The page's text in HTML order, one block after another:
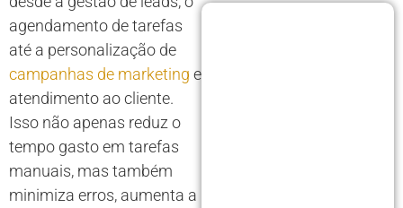
agendamento de tarefas
até a personalização de
campanhas de marketing e
atendimento ao cliente.
Isso não apenas reduz o
tempo gasto em tarefas
manuais, mas também
minimiza erros, aumenta a